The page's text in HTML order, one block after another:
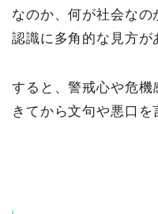
なのか、何が社会なの
認識に多角的な見方が
すると、警戒心や危機
きてから文句や悪口を